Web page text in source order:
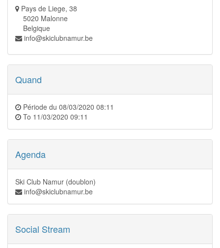
Pays de Liege, 38
5020 Malonne
Belgique
info@skiclubnamur.be
Quand
Période du 08/03/2020 08:11
To 11/03/2020 09:11
Agenda
Ski Club Namur (doublon)
info@skiclubnamur.be
Social Stream